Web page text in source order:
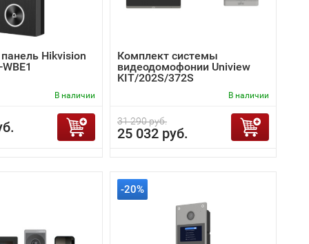
Hikvision
В наличии
Комплект системы
видеодомофонии Uniview
KIT/202S/372S
В наличии
31 290 руб.
25 032 руб.
-20%